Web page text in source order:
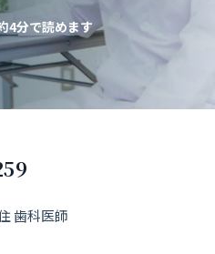
4分で読めます
歯科医師